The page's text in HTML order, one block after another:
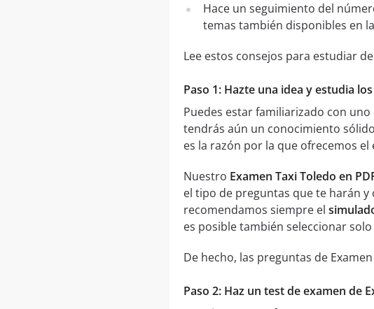
Hace un seguimiento del
temas también disponibles en la
Lee estos consejos para estudiar
Paso 1: Hazte una idea y estudia
Puedes estar familiarizado con
tendrás aún un conocimiento
es la razón por la que ofrecemos el
Nuestro Examen Taxi Toledo en
el tipo de preguntas que te harán
recomendamos siempre el
es posible también seleccionar
De hecho, las preguntas de
Paso 2: Haz un test de examen de